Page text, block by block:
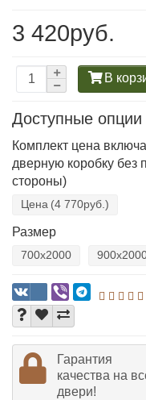
3 420руб.
В
Доступные опции
Комплект цена
дверную коробку без
стороны)
Цена (4 770руб.)
Размер
700x2000
Гарантия
качества на
двери!